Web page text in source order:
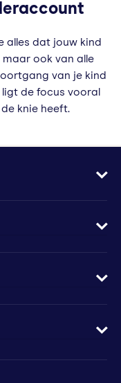
alles dat jouw kind
maar ook van alle
van je kind
de focus vooral
knie heeft.